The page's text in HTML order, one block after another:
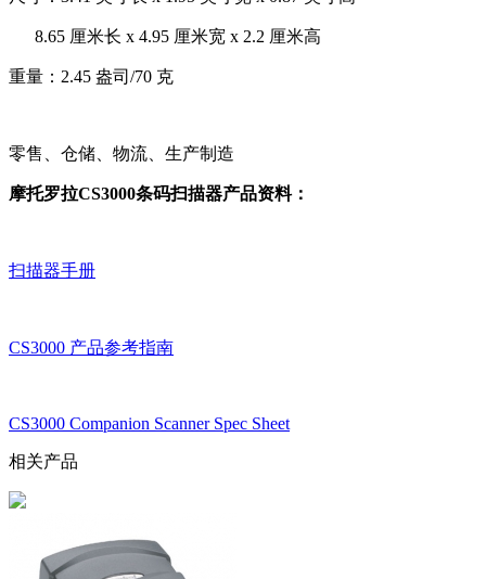
8.65 厘米长 x 4.95 厘米宽 x 2.2 厘米高
重量：2.45 盎司/70 克
零售、仓储、物流、生产制造
摩托罗拉CS3000条码扫描器产品资料：
扫描器手册
CS3000 产品参考指南
CS3000 Companion Scanner Spec Sheet
相关产品